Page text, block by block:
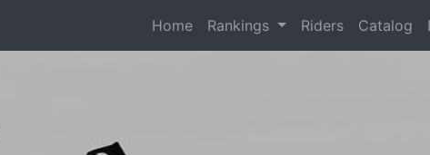
Home(current)
Rankings Riders Catalog